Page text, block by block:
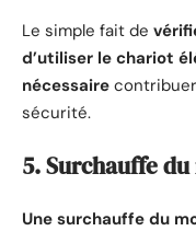
Le simple fait de
d’utiliser le chariot
nécessaire
sécurité.
5. Surchauffe
Une surchauffe du